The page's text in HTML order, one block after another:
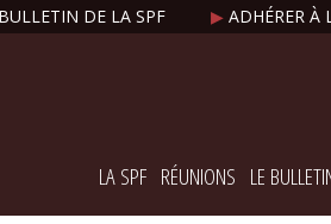
DE LA SPF ▶ ADHÉRER À
LA SPF RÉUNIONS LE